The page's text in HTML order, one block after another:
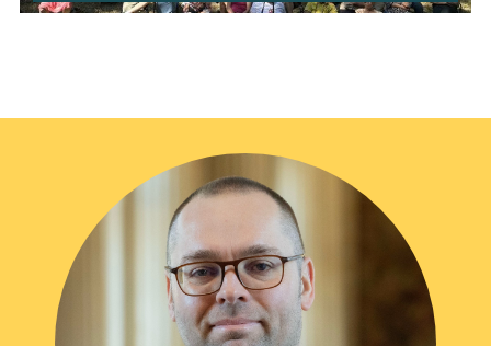
Dans le cadre de la Fête de la Marseillaise, organisée